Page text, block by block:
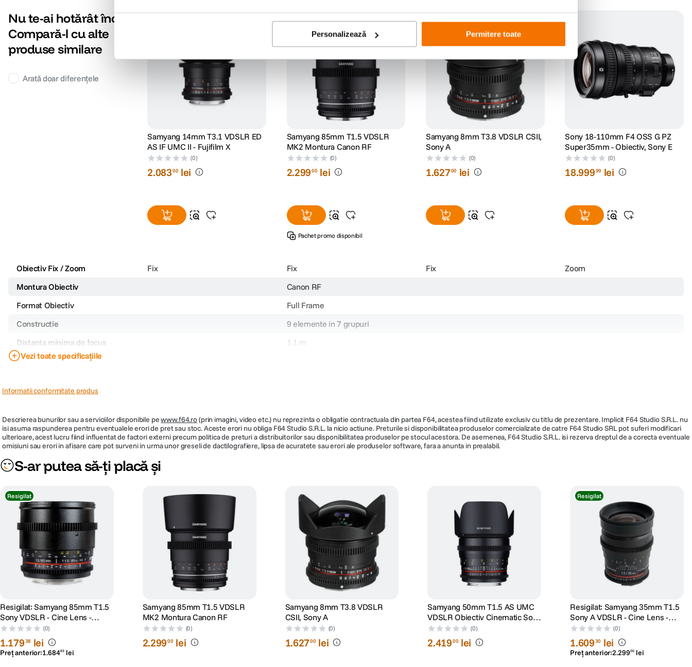
Personalizează Permitere toate
Nu te-ai hotărât încă?
Compară-l cu alte
produse similare
Arată doar diferențele
Samyang 14mm T3.1 VDSLR ED
AS IF UMC II - Fujifilm X
(0)
2.08300 lei
Samyang 85mm T1.5 VDSLR
MK2 Montura Canon RF
(0)
2.29900 lei
Pachet promo disponibil
Samyang 8mm T3.8 VDSLR CSII,
Sony A
(0)
1.62700 lei
Sony 18-110mm F4 OSS G PZ
Super35mm - Obiectiv, Sony E
(0)
18.99999 lei
Obiectiv Fix / Zoom Fix Fix Fix
Zoom
Montura Obiectiv
Canon RF
Format Obiectiv
Full Frame
Constructie
9 elemente in 7 grupuri
Distanta minima de focus
1.1 m
Filet filtru
Tip Obiectiv
Focala Fixa
85mm
Unghi de cuprindere
Full Frame: 28.4° / Super35: 20.6°
/ APS-C (1.5x): 19.1° / APS-C
Nr. lamele diafragma
Diafragma Maxima
f/1.5
Plaja diafragme
T1.5 - T22
Parasolar inclus
Cod producator
F1312610101 SELP18110G.SYX
Vezi toate specificațiile
Informatii conformitate produs
Descrierea bunurilor sau a serviciilor disponibile pewww.f64.ro(prin imagini, video etc.) nu reprezinta o obligatie contractuala din partea F64, acestea fiind utilizate exclusiv cu titlu de prezentare. Implicit F64 Studio S.R.L. nu
isi asuma raspunderea pentru eventualele erori de pret sau stoc. Aceste erori nu obliga F64 Studio S.R.L. la nicio actiune. Preturile si disponibilitatea produselor comercializate de catre F64 Studio SRL pot suferi modificari
ulterioare, acest lucru fiind influentat de factori externi precum politica de preturi a distribuitorilor sau disponibilitatea produselor pe stocul acestora. De asemenea, F64 Studio S.R.L. isi rezerva dreptul de a corecta eventuale
omisiuni sau erori in afisare care pot surveni in urma unor greseli de dactilografiere, lipsa de acuratete sau erori ale produselor software, fara a anunta in prealabil.
S-ar putea să-ți placă și
Resigilat
Resigilat: Samyang 85mm T1.5
Sony VDSLR - Cine Lens -
RS125005932-1
(0)
1.17938 lei
Preț anterior:1.68483 lei
Samyang 85mm T1.5 VDSLR
MK2 Montura Canon RF
(0)
2.29900 lei
Samyang 8mm T3.8 VDSLR
CSII, Sony A
(0)
1.62700 lei
Samyang 50mm T1.5 AS UMC
VDSLR Obiectiv Cinematic Sony
A
(0)
2.41900 lei
Resigilat
Resigilat: Samyang 35mm T1.5
Sony A VDSLR - Cine Lens -
RS125005945
(0)
1.60930 lei
Preț anterior:2.29900 lei